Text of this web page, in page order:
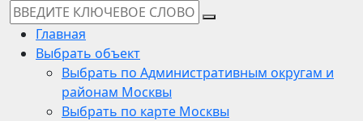
Главная
Выбрать объект
Выбрать по Административным округам и
районам Москвы
Выбрать по карте Москвы